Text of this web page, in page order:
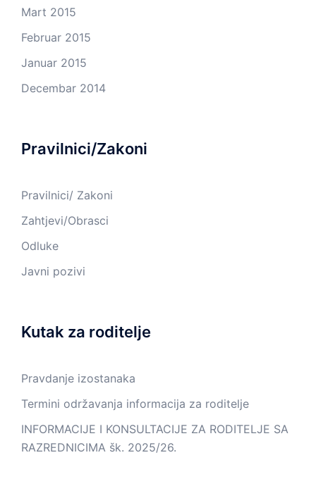
Mart 2015
Februar 2015
Januar 2015
Decembar 2014
Pravilnici/Zakoni
Pravilnici/ Zakoni
Zahtjevi/Obrasci
Odluke
Javni pozivi
Kutak za roditelje
Pravdanje izostanaka
Termini održavanja informacija za roditelje
INFORMACIJE I KONSULTACIJE ZA RODITELJE SA
RAZREDNICIMA šk. 2025/26.